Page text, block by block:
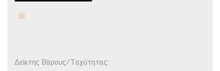
Δείκτης Βάρους/Ταχύτητας: